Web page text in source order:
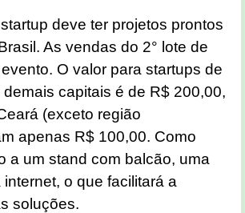
deve ter projetos prontos
As vendas do 2° lote de
O valor para startups de
capitais é de R$ 200,00,
(exceto região
apenas R$ 100,00. Como
a um stand com balcão, uma
o que facilitará a
soluções.